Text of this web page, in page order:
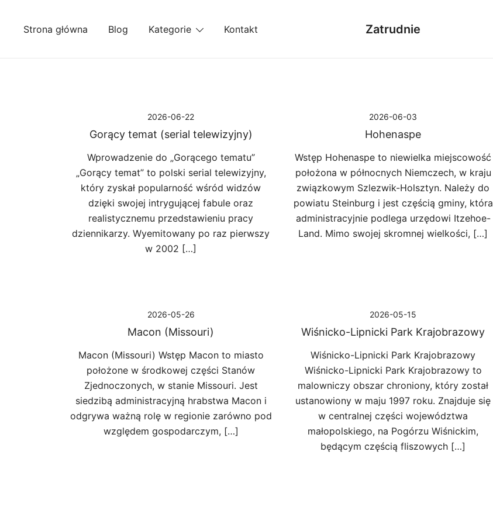
Strona główna Blog Kategorie Kontakt Zatrudnie
2026-06-22
Gorący temat (serial telewizyjny)
Wprowadzenie do „Gorącego tematu”
„Gorący temat” to polski serial telewizyjny,
który zyskał popularność wśród widzów
dzięki swojej intrygującej fabule oraz
realistycznemu przedstawieniu pracy
dziennikarzy. Wyemitowany po raz pierwszy
w 2002 […]
2026-06-03
Hohenaspe
Wstęp Hohenaspe to niewielka miejscowość
położona w północnych Niemczech, w kraju
związkowym Szlezwik-Holsztyn. Należy do
powiatu Steinburg i jest częścią gminy, która
administracyjnie podlega urzędowi Itzehoe-
Land. Mimo swojej skromnej wielkości, […]
2026-05-26
Macon (Missouri)
Macon (Missouri) Wstęp Macon to miasto
położone w środkowej części Stanów
Zjednoczonych, w stanie Missouri. Jest
siedzibą administracyjną hrabstwa Macon i
odgrywa ważną rolę w regionie zarówno pod
względem gospodarczym, […]
2026-05-15
Wiśnicko-Lipnicki Park Krajobrazowy
Wiśnicko-Lipnicki Park Krajobrazowy
Wiśnicko-Lipnicki Park Krajobrazowy to
malowniczy obszar chroniony, który został
ustanowiony w maju 1997 roku. Znajduje się
w centralnej części województwa
małopolskiego, na Pogórzu Wiśnickim,
będącym częścią fliszowych […]